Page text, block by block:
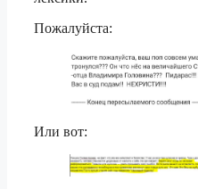
Пожалуйста:
Или вот: